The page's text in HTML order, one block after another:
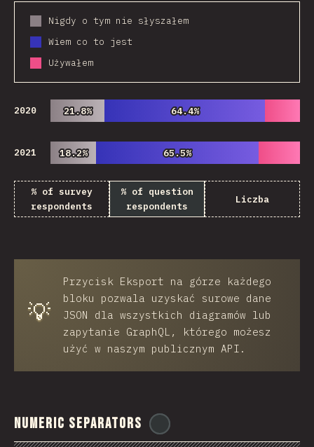
Nigdy o tym nie słyszałem
Wiem co to jest
Używałem
2020 21.8%
21.8% 64.4%
64.4%
2021 18.2%
18.2% 65.5%
65.5%
% of survey
respondents
% of question
respondents
Liczba
💡
Przycisk Eksport na górze każdego
bloku pozwala uzyskać surowe dane
JSON dla wszystkich diagramów lub
zapytanie GraphQL, którego możesz
użyć w naszym publicznym API.
Numeric Separators